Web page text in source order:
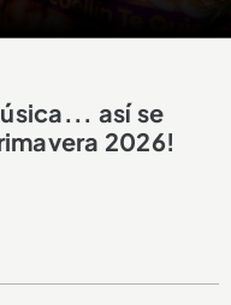
así se
2026!